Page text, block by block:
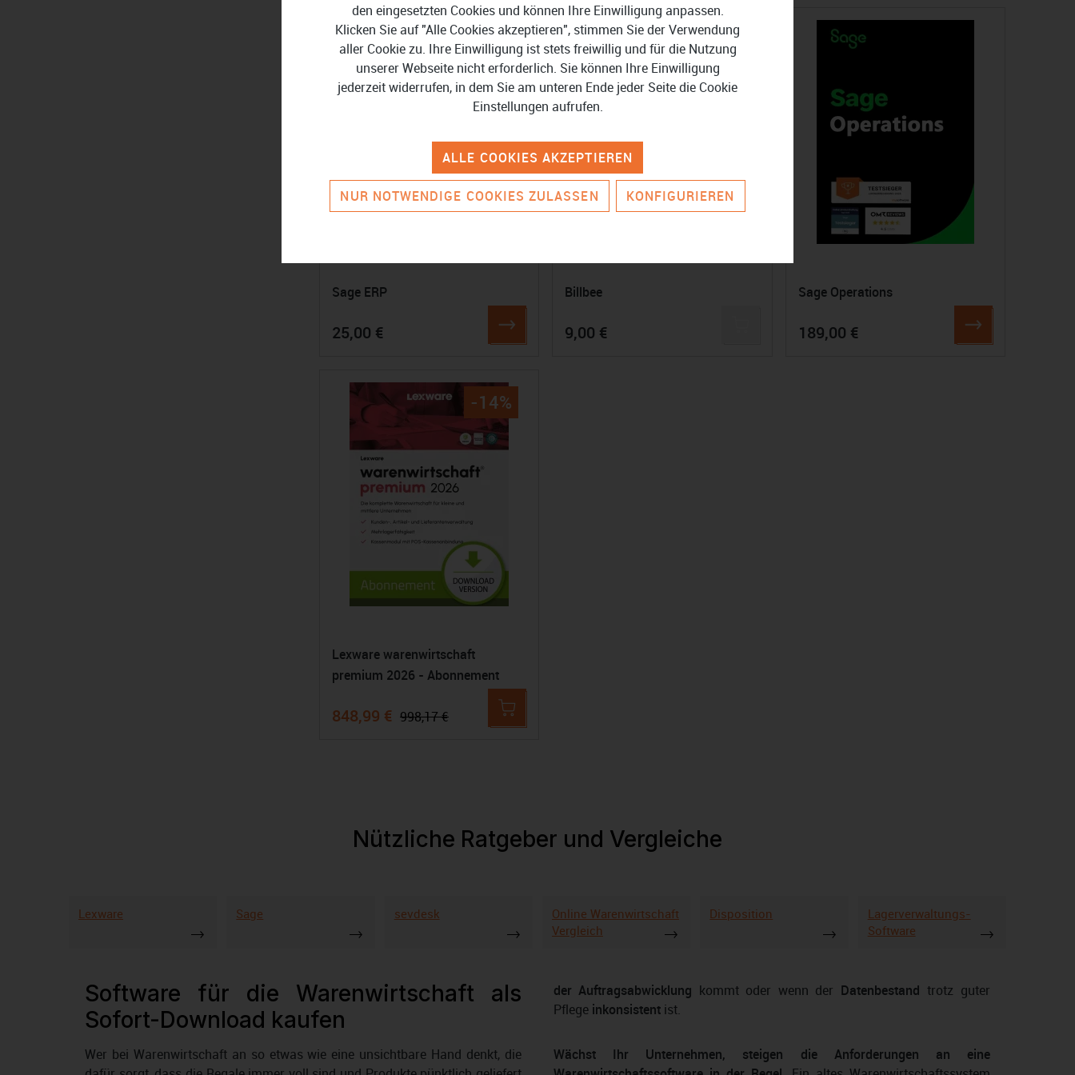
Sage ERP
25,00 €
Billbee
9,00 €
Sage Operations
189,00 €
-14%
Lexware warenwirtschaft
premium 2026 - Abonnement
848,99 € 998,17 €
Nützliche Ratgeber und Vergleiche
Lexware Sage sevdesk
Online Warenwirtschaft
Vergleich
Disposition
Lagerverwaltungs-
Software
Software für die Warenwirtschaft als
Sofort-Download kaufen
Wer bei Warenwirtschaft an so etwas wie eine unsichtbare Hand denkt, die
der Auftragsabwicklung kommt oder wenn der Datenbestand trotz guter
Pflege inkonsistent ist.
Wächst Ihr Unternehmen, steigen die Anforderungen an eine
den eingesetzten Cookies und können Ihre Einwilligung anpassen.
Klicken Sie auf "Alle Cookies akzeptieren", stimmen Sie der Verwendung
aller Cookie zu. Ihre Einwilligung ist stets freiwillig und für die Nutzung
unserer Webseite nicht erforderlich. Sie können Ihre Einwilligung
jederzeit widerrufen, in dem Sie am unteren Ende jeder Seite die Cookie
Einstellungen aufrufen.
NUR NOTWENDIGE COOKIES ZULASSEN KONFIGURIEREN
ALLE COOKIES AKZEPTIEREN